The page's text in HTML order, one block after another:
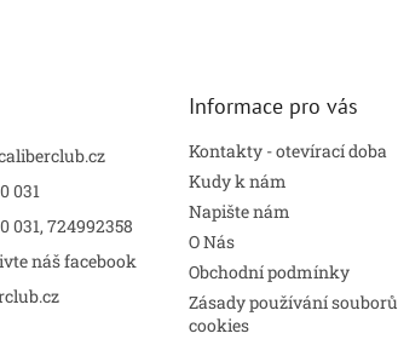
031
031, 724992358
náš facebook
Informace pro vás
Kontakty - otevírací doba
Kudy k nám
Napište nám
O Nás
Obchodní podmínky
Zásady používání souborů
cookies